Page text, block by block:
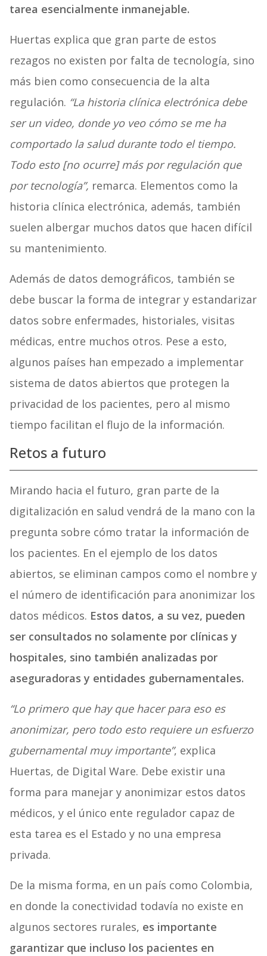
tarea esencialmente inmanejable.
Huertas explica que gran parte de estos
rezagos no existen por falta de tecnología, sino
más bien como consecuencia de la alta
regulación. “La historia clínica electrónica debe
ser un video, donde yo veo cómo se me ha
comportado la salud durante todo el tiempo.
Todo esto [no ocurre] más por regulación que
por tecnología”, remarca. Elementos como la
historia clínica electrónica, además, también
suelen albergar muchos datos que hacen difícil
su mantenimiento.
Además de datos demográficos, también se
debe buscar la forma de integrar y estandarizar
datos sobre enfermades, historiales, visitas
médicas, entre muchos otros. Pese a esto,
algunos países han empezado a implementar
sistema de datos abiertos que protegen la
privacidad de los pacientes, pero al mismo
tiempo facilitan el flujo de la información.
Retos a futuro
Mirando hacia el futuro, gran parte de la
digitalización en salud vendrá de la mano con la
pregunta sobre cómo tratar la información de
los pacientes. En el ejemplo de los datos
abiertos, se eliminan campos como el nombre y
el número de identificación para anonimizar los
datos médicos. Estos datos, a su vez, pueden
ser consultados no solamente por clínicas y
hospitales, sino también analizadas por
aseguradoras y entidades gubernamentales.
“Lo primero que hay que hacer para eso es
anonimizar, pero todo esto requiere un esfuerzo
gubernamental muy importante”, explica
Huertas, de Digital Ware. Debe existir una
forma para manejar y anonimizar estos datos
médicos, y el único ente regulador capaz de
esta tarea es el Estado y no una empresa
privada.
De la misma forma, en un país como Colombia,
en donde la conectividad todavía no existe en
algunos sectores rurales, es importante
garantizar que incluso los pacientes en